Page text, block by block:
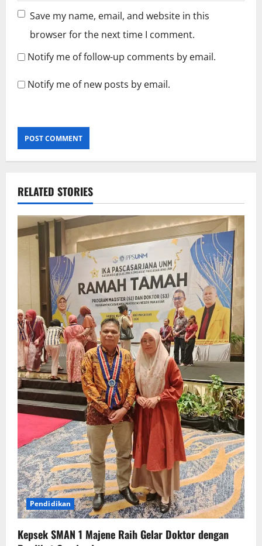
Save my name, email, and website in this
browser for the next time I comment.
Notify me of follow-up comments by email.
Notify me of new posts by email.
RELATED STORIES
Pendidikan
Kepsek SMAN 1 Majene Raih Gelar Doktor dengan